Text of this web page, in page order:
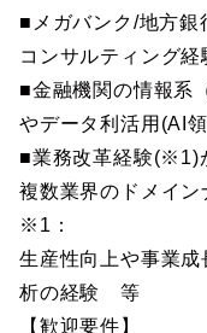
■メガバンク/地方銀
コンサルティング
■金融機関の情報系
やデータ利活用(AI
■業務改革経験(※1)
複数業界のドメイン
※1：
生産性向上や事業
析の経験 等
【歓迎要件】